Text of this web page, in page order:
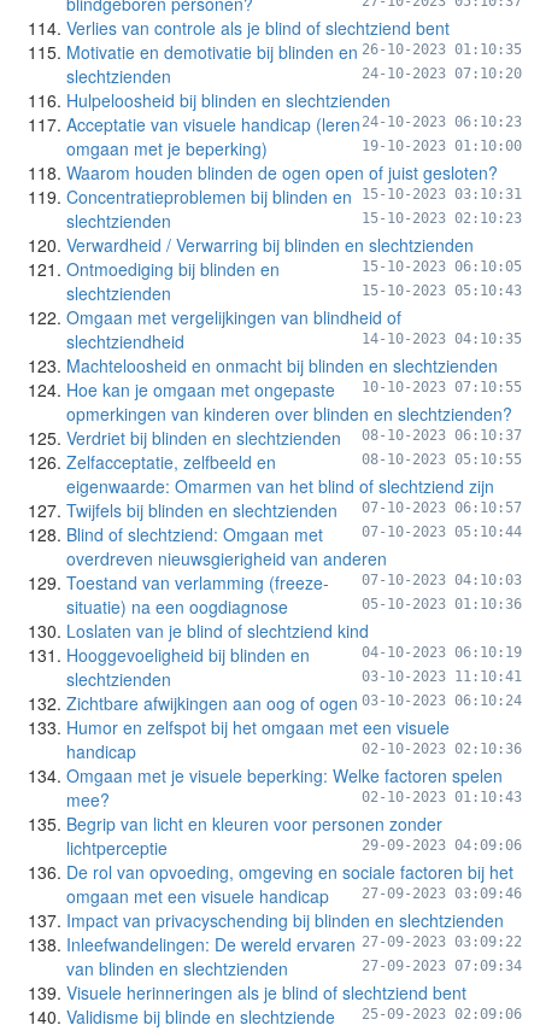
Verlies van controle als je blind of slechtziend bent
26-10-2023 01:10:35
Motivatie en demotivatie bij blinden en
slechtzienden
24-10-2023 07:10:20
Hulpeloosheid bij blinden en slechtzienden
24-10-2023 06:10:23
Acceptatie van visuele handicap (leren
omgaan met je beperking)
19-10-2023 01:10:00
Waarom houden blinden de ogen open of juist gesloten?
15-10-2023 03:10:31
Concentratieproblemen bij blinden en
slechtzienden
15-10-2023 02:10:23
Verwardheid / Verwarring bij blinden en slechtzienden
15-10-2023 06:10:05
Ontmoediging bij blinden en
slechtzienden
15-10-2023 05:10:43
Omgaan met vergelijkingen van blindheid of
slechtziendheid
14-10-2023 04:10:35
Machteloosheid en onmacht bij blinden en slechtzienden
10-10-2023 07:10:55
Hoe kan je omgaan met ongepaste
opmerkingen van kinderen over blinden en slechtzienden?
08-10-2023 06:10:37
Verdriet bij blinden en slechtzienden
08-10-2023 05:10:55
Zelfacceptatie, zelfbeeld en
eigenwaarde: Omarmen van het blind of slechtziend zijn
07-10-2023 06:10:57
Twijfels bij blinden en slechtzienden
07-10-2023 05:10:44
Blind of slechtziend: Omgaan met
overdreven nieuwsgierigheid van anderen
07-10-2023 04:10:03
Toestand van verlamming (freeze-
situatie) na een oogdiagnose
05-10-2023 01:10:36
Loslaten van je blind of slechtziend kind
04-10-2023 06:10:19
Hooggevoeligheid bij blinden en
slechtzienden
03-10-2023 11:10:41
Zichtbare afwijkingen aan oog of ogen 03-10-2023 06:10:24
Humor en zelfspot bij het omgaan met een visuele
handicap
02-10-2023 02:10:36
Omgaan met je visuele beperking: Welke factoren spelen
mee?
02-10-2023 01:10:43
Begrip van licht en kleuren voor personen zonder
lichtperceptie
29-09-2023 04:09:06
De rol van opvoeding, omgeving en sociale factoren bij het
omgaan met een visuele handicap
27-09-2023 03:09:46
Impact van privacyschending bij blinden en slechtzienden
27-09-2023 03:09:22
Inleefwandelingen: De wereld ervaren
van blinden en slechtzienden
27-09-2023 07:09:34
Visuele herinneringen als je blind of slechtziend bent
25-09-2023 02:09:06
Validisme bij blinde en slechtziende